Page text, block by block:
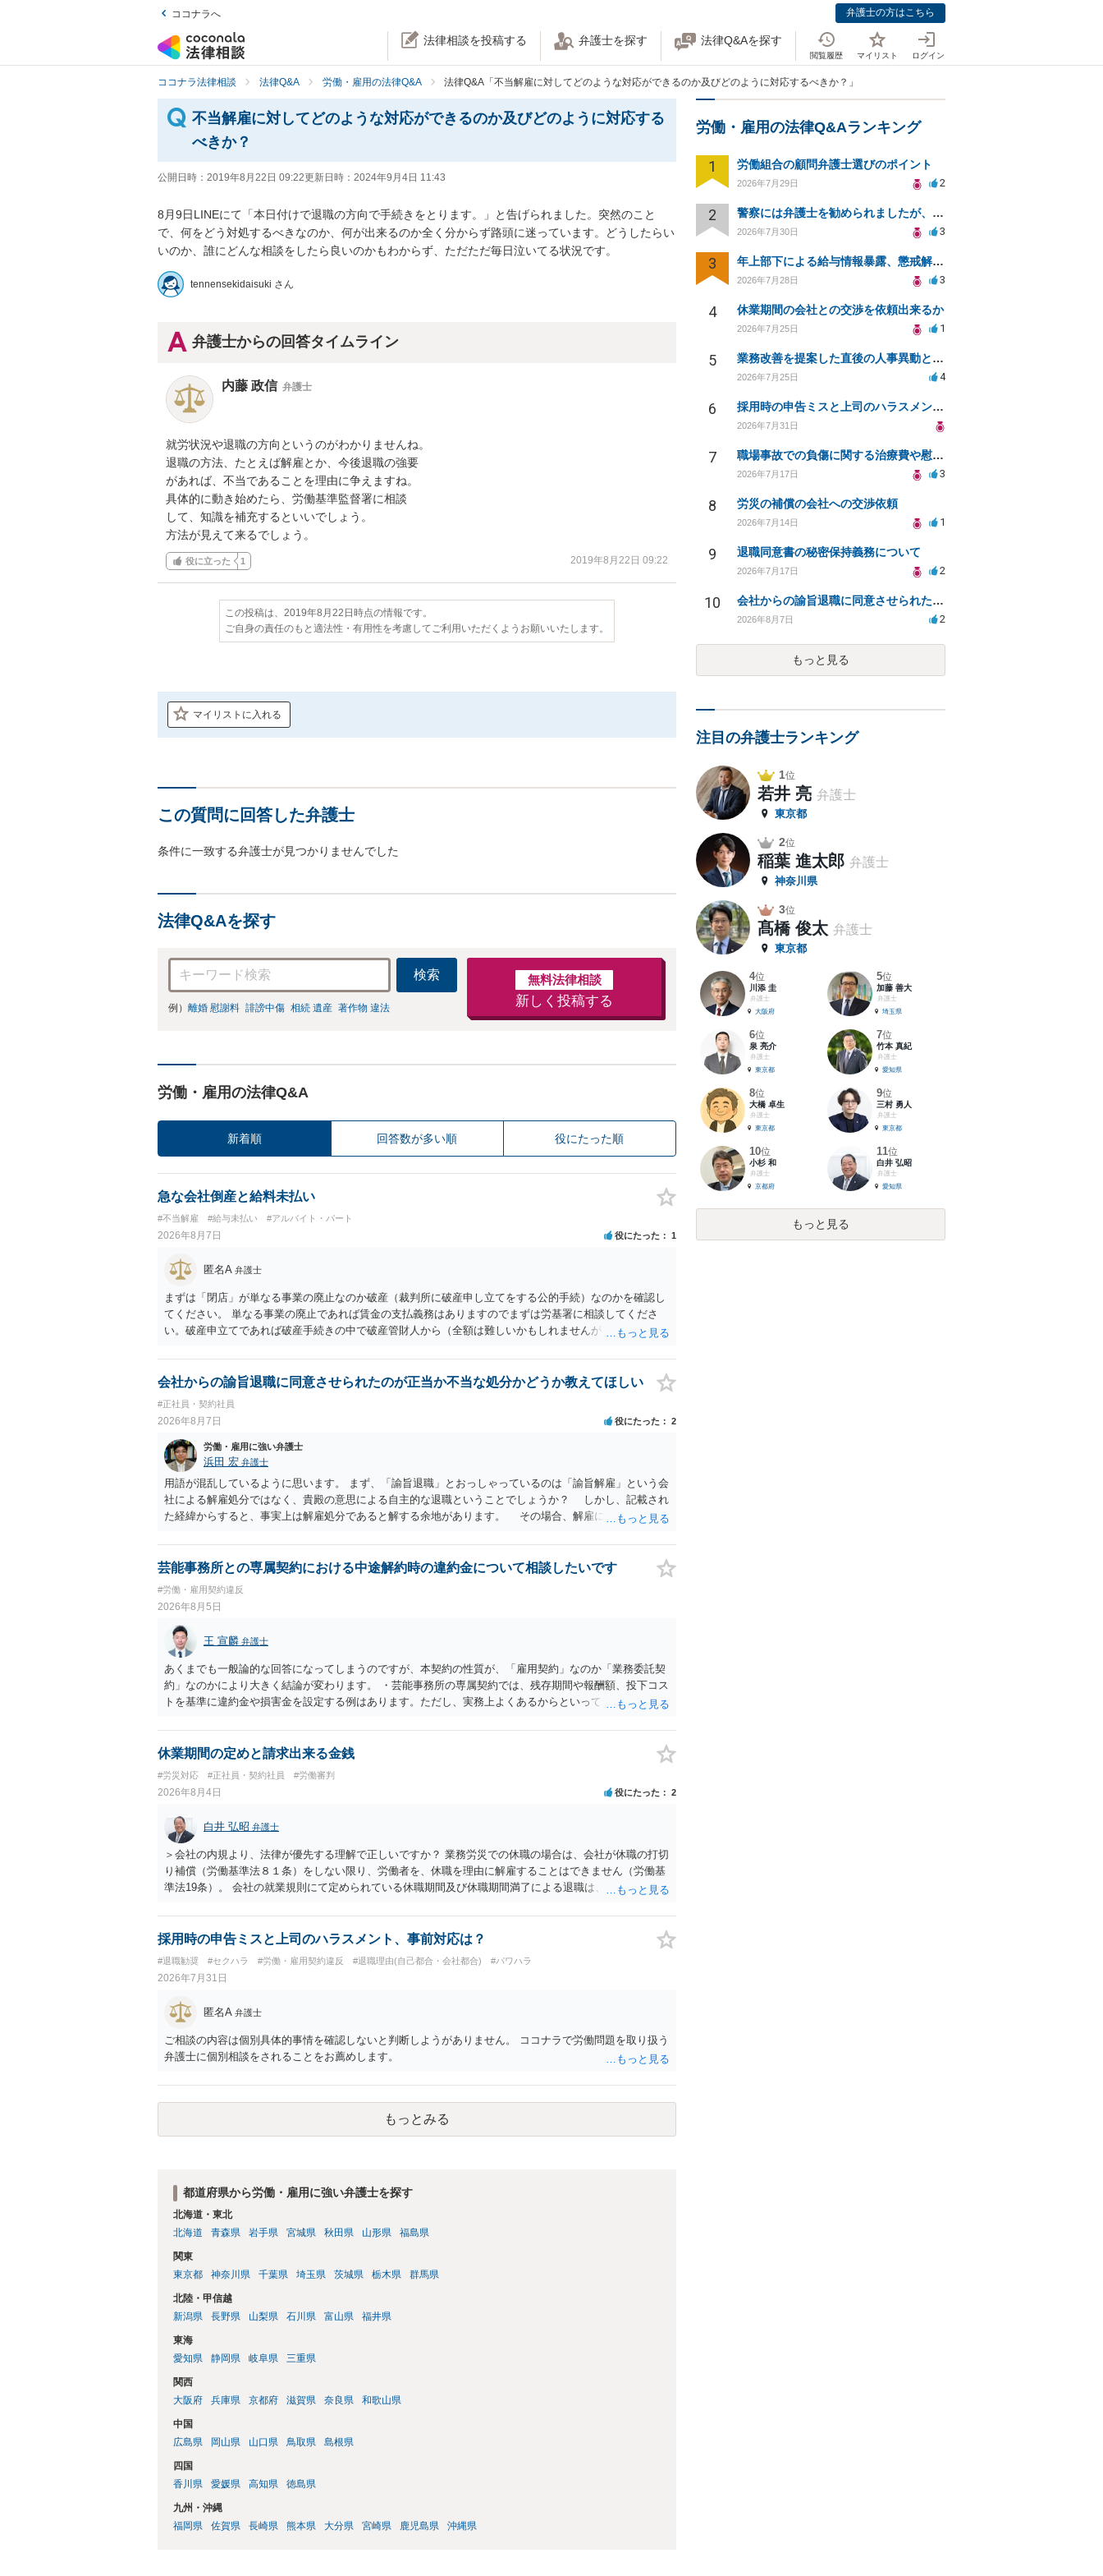
ココナラへ 弁護士の方はこちら
法律相談を投稿する 弁護士を探す 法律Q&Aを探す
閲覧履歴 マイリスト ログイン
ココナラ法律相談 法律Q&A 労働・雇用の法律Q&A 法律Q&A「不当解雇に対してどのような対応ができるのか及びどのように対応するべきか？」
不当解雇に対してどのような対応ができるのか及びどのように対応する
べきか？
公開日時： 2019年8月22日 09:22更新日時： 2024年9月4日 11:43
8月9日LINEにて「本日付けで退職の方向で手続きをとります。」と告げられました。突然のこと
で、何をどう対処するべきなのか、何が出来るのか全く分からず路頭に迷っています。どうしたらい
いのか、誰にどんな相談をしたら良いのかもわからず、ただただ毎日泣いてる状況です。
tennensekidaisuki さん
弁護士からの回答タイムライン
内藤 政信 弁護士
就労状況や退職の方向というのがわかりませんね。
退職の方法、たとえば解雇とか、今後退職の強要
があれば、不当であることを理由に争えますね。
具体的に動き始めたら、労働基準監督署に相談
して、知識を補充するといいでしょう。
方法が見えて来るでしょう。
役に立った 1 2019年8月22日 09:22
この投稿は、2019年8月22日時点の情報です。
ご自身の責任のもと適法性・有用性を考慮してご利用いただくようお願いいたします。
マイリストに入れる
この質問に回答した弁護士
条件に一致する弁護士が見つかりませんでした
法律Q&Aを探す
検索
例） 離婚 慰謝料 誹謗中傷 相続 遺産 著作物 違法
無料法律相談
新しく投稿する
労働・雇用の法律Q&A
新着順 回答数が多い順 役にたった順
急な会社倒産と給料未払い
#不当解雇 #給与未払い #アルバイト・パート
2026年8月7日 役にたった 1
匿名A 弁護士
まずは「閉店」が単なる事業の廃止なのか破産（裁判所に破産申し立てをする公的手続）なのかを確認し
てください。 単なる事業の廃止であれば賃金の支払義務はありますのでまずは労基署に相談してくださ
い。破産申立てであれば破産手続きの中で破産管財人から（全額は難しいかもしれませんが）賃金などの
に、「独立行政法人労働者健康安全機構 」という公的機関が未払賃金の立替事業を行っています。詳しく
は、同機構の＜未払賃金立替払相談コーナー＞ TEL 044-431-8663 相談時間：土日祝日を除く9:15～17:0
でしょう。
会社からの諭旨退職に同意させられたのが正当か不当な処分かどうか教えてほしい
#正社員・契約社員
2026年8月7日 役にたった 2
労働・雇用に強い弁護士
浜田 宏 弁護士
用語が混乱しているように思います。 まず、「諭旨退職」とおっしゃっているのは「諭旨解雇」という会
社による解雇処分ではなく、貴殿の意思による自主的な退職ということでしょうか？ しかし、記載され
た経緯からすると、事実上は解雇処分であると解する余地があります。 その場合、解雇には客観的で合
結局、貴殿のネット炎上の内容や原因、勤務先に与えた影響などを具体的に検討しなければ、何とも申
し上げることができません。また、育児休業法関係の問題もあるかもしれません。 ある程度労働法に関
芸能事務所との専属契約における中途解約時の違約金について相談したいです
#労働・雇用契約違反
2026年8月5日
王 宣麟 弁護士
あくまでも一般論的な回答になってしまうのですが、本契約の性質が、「雇用契約」なのか「業務委託契
約」なのかにより大きく結論が変わります。 ・芸能事務所の専属契約では、残存期間や報酬額、投下コス
トを基準に違約金や損害金を設定する例はあります。ただし、実務上よくあるからといって当然に適法と
になるわけではありません。契約が労働契約に近い実態なら労基法16条で無効となる余地があり、そうで
なくても、金額が事務所の損害と比べて過大なら無効や減額が争点になります。 ・契約前の修正交渉は一
ではなく「合理的な実費・未回収費用のみ」に限定する、などが典型です。 ・弁護士に契約前に契約書の
内容をレビューしてもらう価値は十分にあると思われます。 争点は、契約類型が雇用か業務委託か、実態
として労働者性があるか、解除事由が双方にどう定められているか、違約金の算定根拠が合理的か、とい
う複数論点に分かれます。契約前なら、交渉のパワーバランスの問題もありますが、修正余地があるう
え、後から争うよりコストを抑えやすいので、資料等を持参の上弁護士に確認されることをお勧めしま
す。 ・事務所側の解除でも、解除理由によってはタレント側に損害賠償が発生する建付けになっているこ
とはあります。ただし、事務所側が一方的に解除したのにタレントへ違約金を課す設計は、合理性や対価
性を欠くとして争いやすいです。逆に、タレント側の重大な契約違反がある場合は、実損害の範囲で請求
される可能性はあります。
休業期間の定めと請求出来る金銭
#労災対応 #正社員・契約社員 #労働審判
2026年8月4日 役にたった 2
白井 弘昭 弁護士
＞会社の内規より、法律が優先する理解で正しいですか？ 業務労災での休職の場合は、会社が休職の打切
り補償（労働基準法８１条）をしない限り、労働者を、休職を理由に解雇することはできません（労働基
準法19条）。 会社の就業規則にて定められている休職期間及び休職期間満了による退職は、業務労災への
たります。 ＞労災の休業補償と、所得補償保険の保険金とは別に、受け取れる金銭はありますでしょう
か？ 業務労災の場合は、会社の安全配慮義務違反が認められると解されますので、会社の損害賠償責任
と思われます。 また、業務労災での第三者行為傷害（同僚の不注意等による事故）の場合は、当該第三者
の賠償責任も考えられます。 労災で支払われた分は、損害額から控除（損益相殺）されますが、それを超
えた部分は、会社もしくは、第三者から支払ってもらうことになります。 会社等との交渉が必要になると
思います（良い会社でしたら、自ら話してくると思いますが・・・）。極めて専門的な話ですので、詳細
もしくは対応を最寄りの弁護士にご相談ください。 以上、ご参考まで。
採用時の申告ミスと上司のハラスメント、事前対応は？
#退職勧奨 #セクハラ #労働・雇用契約違反 #退職理由(自己都合・会社都合) #パワハラ
2026年7月31日
匿名A 弁護士
ご相談の内容は個別具体的事情を確認しないと判断しようがありません。 ココナラで労働問題を取り扱う
弁護士に個別相談をされることをお薦めします。
もっとみる
都道府県から労働・雇用に強い弁護士を探す
北海道・東北
北海道
青森県 岩手県 宮城県 秋田県 山形県 福島県
関東
東京都
神奈川県 千葉県 埼玉県 茨城県 栃木県 群馬県
北陸・甲信越
新潟県
長野県 山梨県 石川県 富山県 福井県
東海
愛知県
静岡県 岐阜県 三重県
関西
大阪府
兵庫県 京都府 滋賀県 奈良県 和歌山県
中国
広島県
岡山県 山口県 鳥取県 島根県
四国
香川県
愛媛県 高知県 徳島県
九州・沖縄
福岡県
佐賀県 長崎県 熊本県 大分県 宮崎県 鹿児島県 沖縄県
労働・雇用の法律Q&Aランキング
1 労働組合の顧問弁護士選びのポイント
2026年7月29日 2
2 警察には弁護士を勧められましたが、費用対効果で依頼をすることを躊躇しています。
2026年7月30日 3
3 年上部下による給与情報暴露、懲戒解雇は可能ですか？
2026年7月28日 3
4 休業期間の会社との交渉を依頼出来るか
2026年7月25日 1
5 業務改善を提案した直後の人事異動と適応障害について、法的に問題があるか相談したいです。
2026年7月25日 4
6 採用時の申告ミスと上司のハラスメント、事前対応は？
2026年7月31日
7 職場事故での負傷に関する治療費や慰謝料の相談について
2026年7月17日 3
8 労災の補償の会社への交渉依頼
2026年7月14日 1
9 退職同意書の秘密保持義務について
2026年7月17日 2
10 会社からの諭旨退職に同意させられたのが正当か不当な処分かどうか教えてほしい
2026年8月7日 2
もっと見る
注目の弁護士ランキング
1位
若井 亮 弁護士
東京都
2位
稲葉 進太郎 弁護士
神奈川県
3位
髙橋 俊太 弁護士
東京都
4位
川添 圭
弁護士
大阪府
5位
加藤 善大
弁護士
埼玉県
6位
泉 亮介
弁護士
東京都
7位
竹本 真紀
弁護士
愛知県
8位
大橋 卓生
弁護士
東京都
9位
三村 勇人
弁護士
東京都
10位
小杉 和
弁護士
京都府
11位
白井 弘昭
弁護士
愛知県
もっと見る